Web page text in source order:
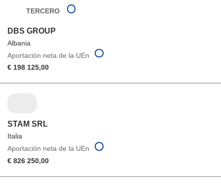
TERCERO
DBS GROUP
Albania
Aportación neta de la UEn
€ 198 125,00
STAM SRL
Italia
Aportación neta de la UEn
€ 826 250,00